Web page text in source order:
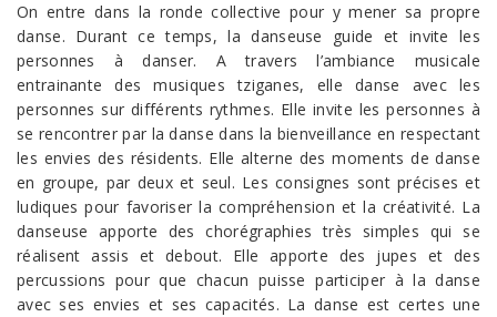
On entre dans la ronde collective pour y mener sa propre
danse. Durant ce temps, la danseuse guide et invite les
personnes à danser. A travers l’ambiance musicale
entrainante des musiques tziganes, elle danse avec les
personnes sur différents rythmes. Elle invite les personnes à
se rencontrer par la danse dans la bienveillance en respectant
les envies des résidents. Elle alterne des moments de danse
en groupe, par deux et seul. Les consignes sont précises et
ludiques pour favoriser la compréhension et la créativité. La
danseuse apporte des chorégraphies très simples qui se
réalisent assis et debout. Elle apporte des jupes et des
percussions pour que chacun puisse participer à la danse
avec ses envies et ses capacités. La danse est certes une